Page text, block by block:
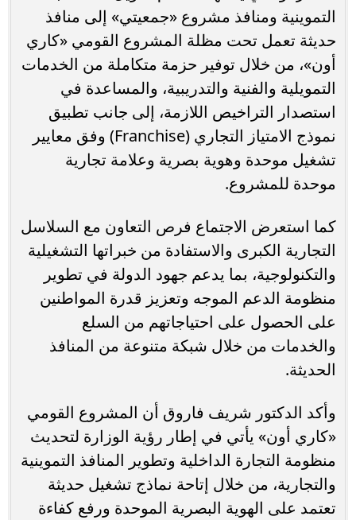
التموينية ومنافذ مشروع «جمعيتي» إلى منافذ
حديثة تعمل تحت مظلة المشروع القومي «كاري
أون»، من خلال توفير حزمة متكاملة من الخدمات
التمويلية والفنية والتدريبية، والمساعدة في
استصدار التراخيص اللازمة، إلى جانب تطبيق
نموذج الامتياز التجاري (Franchise) وفق معايير
تشغيل موحدة وهوية بصرية وعلامة تجارية
موحدة للمشروع.
كما استعرض الاجتماع فرص التعاون مع السلاسل
التجارية الكبرى والاستفادة من خبراتها التشغيلية
والتكنولوجية، بما يدعم جهود الدولة في تطوير
منظومة الدعم الموجه وتعزيز قدرة المواطنين
على الحصول على احتياجاتهم من السلع
والخدمات من خلال شبكة متنوعة من المنافذ
الحديثة.
وأكد الدكتور شريف فاروق أن المشروع القومي
«كاري أون» يأتي في إطار رؤية الوزارة لتحديث
منظومة التجارة الداخلية وتطوير المنافذ التموينية
والتجارية، من خلال إتاحة نماذج تشغيل حديثة
تعتمد على الهوية البصرية الموحدة ورفع كفاءة